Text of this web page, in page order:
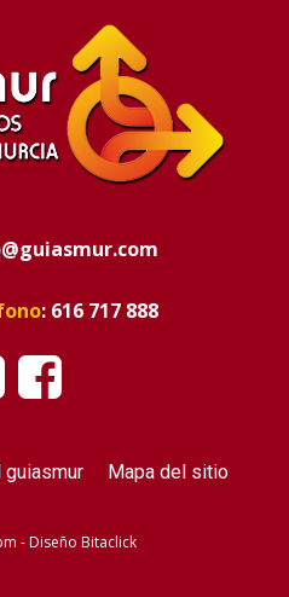
: 616 717 888
Mapa del sitio
- Diseño Bitaclick